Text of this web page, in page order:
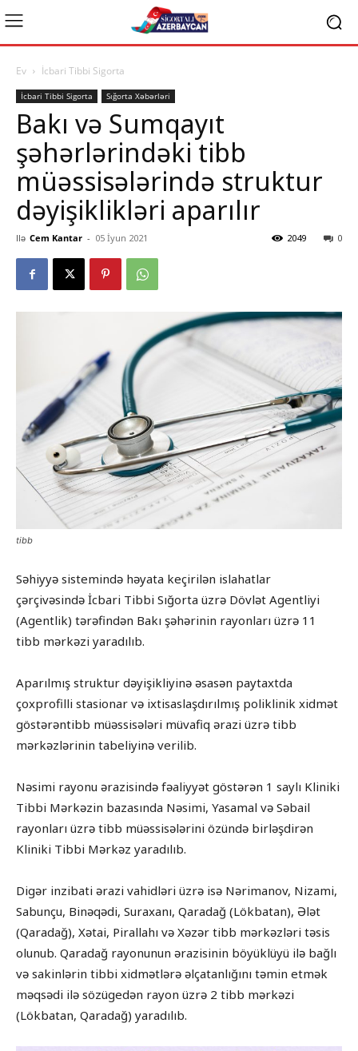
Ev İcbari Tibbi Sigorta
İcbari Tibbi Sigorta Sığorta Xəbərləri
Bakı və Sumqayıt
şəhərlərindəki tibb
müəssisələrində struktur
dəyişiklikləri aparılır
Ilə Cem Kantar - 05 İyun 2021 0
2049
tibb
Səhiyyə sistemində həyata keçirilən islahatlar
çərçivəsində İcbari Tibbi Sığorta üzrə Dövlət Agentliyi
(Agentlik) tərəfindən Bakı şəhərinin rayonları üzrə 11
tibb mərkəzi yaradılıb.
Aparılmış struktur dəyişikliyinə əsasən paytaxtda
çoxprofilli stasionar və ixtisaslaşdırılmış poliklinik xidmət
göstərəntibb müəssisələri müvafiq ərazi üzrə tibb
mərkəzlərinin tabeliyinə verilib.
Nəsimi rayonu ərazisində fəaliyyət göstərən 1 saylı Kliniki
Tibbi Mərkəzin bazasında Nəsimi, Yasamal və Səbail
rayonları üzrə tibb müəssisələrini özündə birləşdirən
Kliniki Tibbi Mərkəz yaradılıb.
Digər inzibati ərazi vahidləri üzrə isə Nərimanov, Nizami,
Sabunçu, Binəqədi, Suraxanı, Qaradağ (Lökbatan), Ələt
(Qaradağ), Xətai, Pirallahı və Xəzər tibb mərkəzləri təsis
olunub. Qaradağ rayonunun ərazisinin böyüklüyü ilə bağlı
və sakinlərin tibbi xidmətlərə əlçatanlığını təmin etmək
məqsədi ilə sözügedən rayon üzrə 2 tibb mərkəzi
(Lökbatan, Qaradağ) yaradılıb.